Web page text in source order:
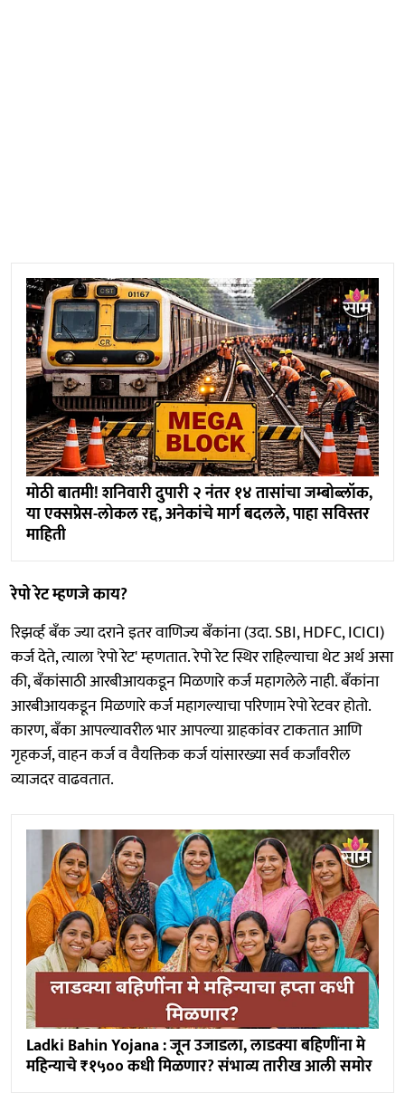
मोठी बातमी! शनिवारी दुपारी २ नंतर १४ तासांचा जम्बोब्लॉक,
या एक्सप्रेस-लोकल रद्द, अनेकांचे मार्ग बदलले, पाहा सविस्तर
माहिती
रेपो रेट म्हणजे काय?
रिझर्व्ह बँक ज्या दराने इतर वाणिज्य बँकांना (उदा. SBI, HDFC, ICICI)
कर्ज देते, त्याला 'रेपो रेट' म्हणतात. रेपो रेट स्थिर राहिल्याचा थेट अर्थ असा
की, बँकांसाठी आरबीआयकडून मिळणारे कर्ज महागलेले नाही. बँकांना
आरबीआयकडून मिळणारे कर्ज महागल्याचा परिणाम रेपो रेटवर होतो.
कारण, बँका आपल्यावरील भार आपल्या ग्राहकांवर टाकतात आणि
गृहकर्ज, वाहन कर्ज व वैयक्तिक कर्ज यांसारख्या सर्व कर्जांवरील
व्याजदर वाढवतात.
Ladki Bahin Yojana : जून उजाडला, लाडक्या बहिणींना मे
महिन्याचे ₹१५०० कधी मिळणार? संभाव्य तारीख आली समोर